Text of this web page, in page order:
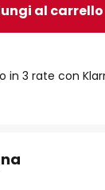
al carrello
in 3 rate con